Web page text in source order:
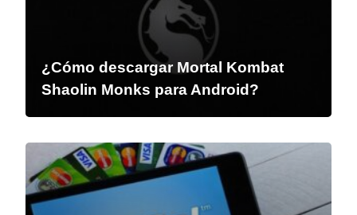
¿Cómo descargar Mortal Kombat
Shaolin Monks para Android?